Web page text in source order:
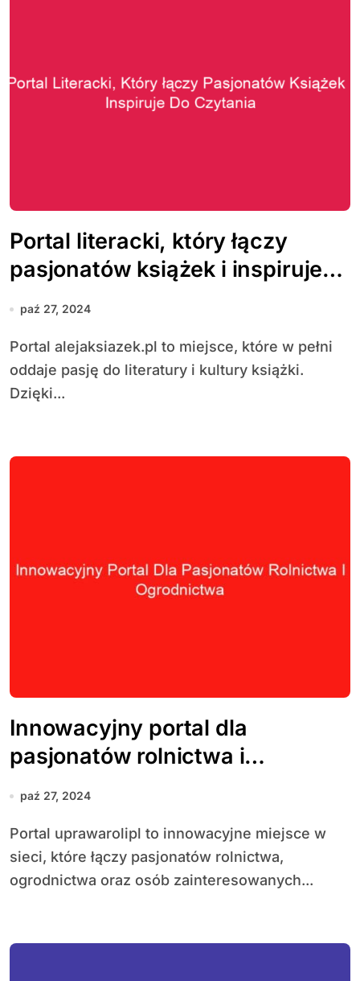
Portal literacki, który łączy
pasjonatów książek i inspiruje
do czytania
paź 27, 2024
Portal alejaksiazek.pl to miejsce, które w pełni
oddaje pasję do literatury i kultury książki.
Dzięki...
Innowacyjny portal dla
pasjonatów rolnictwa i
ogrodnictwa
paź 27, 2024
Portal uprawarolipl to innowacyjne miejsce w
sieci, które łączy pasjonatów rolnictwa,
ogrodnictwa oraz osób zainteresowanych...